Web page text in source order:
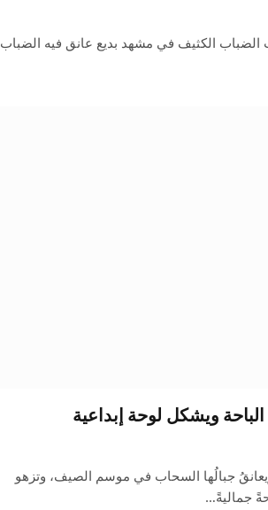
الضباب الكثيف في مشهد بديع عانق فيه الضباب
ويشكل لوحة إبداعية
جبالُها السحاب في موسم الصيف، وتزهو
جماليةً…